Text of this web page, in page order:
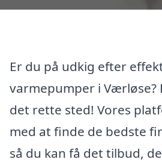
Er du på udkig efter
varmepumper i Værløse?
det rette sted! Vores
med at finde de bedste
så du kan få det tilbud,